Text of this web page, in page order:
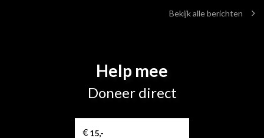
Bekijk alle berichten
Help mee
Doneer direct